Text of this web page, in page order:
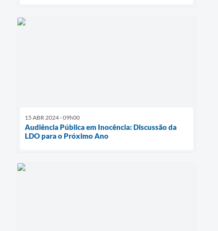
15 ABR 2024 - 09h00
Audiência Pública em Inocência: Discussão da
LDO para o Próximo Ano